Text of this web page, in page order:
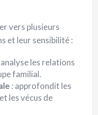
vers plusieurs
et leur sensibilité :
analyse les relations
familial.
: approfondit les
les vécus de